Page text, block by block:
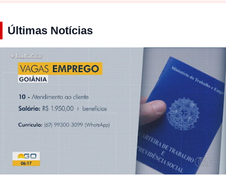
Últimas Notícias